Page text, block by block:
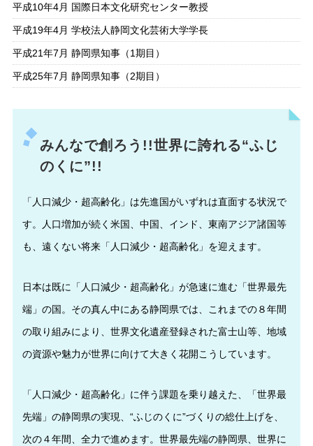
平成10年4月 国際日本文化研究センター教授
平成19年4月 学校法人静岡文化芸術大学学長
平成21年7月 静岡県知事（1期目）
平成25年7月 静岡県知事（2期目）
みんなで創ろう!!世界に誇れる“ふじ
のくに”!!
「人口減少・超高齢化」は先進国がいずれは直面する状況で
す。人口増加が続く米国、中国、インド、東南アジア諸国等
も、遠くない将来「人口減少・超高齢化」を迎えます。
日本は既に「人口減少・超高齢化」が急速に進む「世界最先
端」の国。その真ん中にある静岡県では、これまでの８年間
の取り組みにより、世界文化遺産登録された富士山等、地域
の資源や魅力が世界に向けて大きく花開こうしています。
「人口減少・超高齢化」に伴う課題を乗り越えた、「世界最
先端」の静岡県の実現、“ふじのくに”づくりの総仕上げを、
次の４年間、全力で進めます。世界最先端の静岡県、世界に